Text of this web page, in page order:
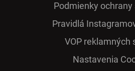
Podmienky
Pra­vidlá
VOP reklamných
Nastavenia